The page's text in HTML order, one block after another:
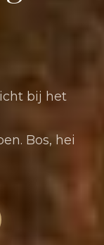
bij het
Bos, hei